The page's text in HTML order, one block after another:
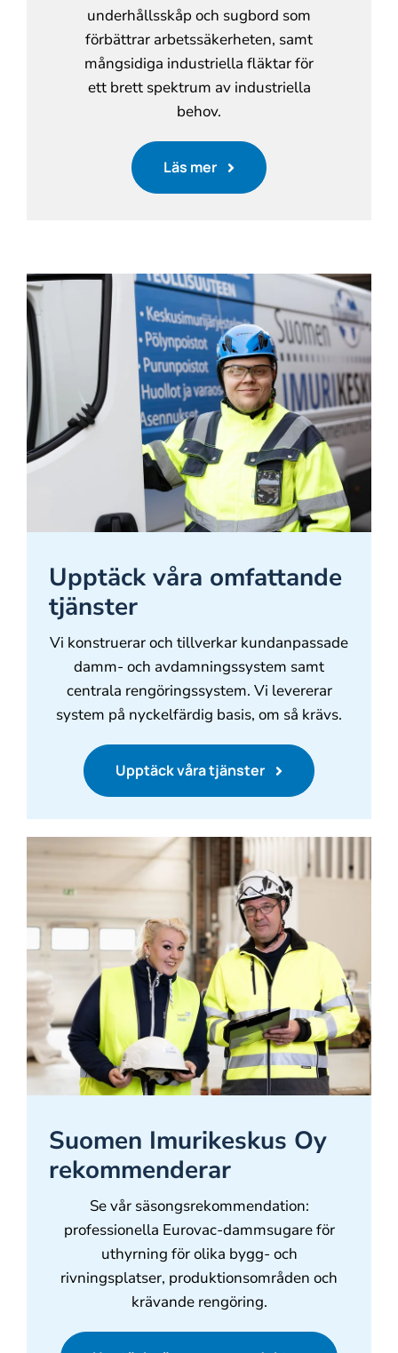
underhållsskåp och sugbord som
förbättrar arbetssäkerheten, samt
mångsidiga industriella fläktar för
ett brett spektrum av industriella
behov.
Läs mer
Upptäck våra omfattande
tjänster
Vi konstruerar och tillverkar kundanpassade
damm- och avdamningssystem samt
centrala rengöringssystem. Vi levererar
system på nyckelfärdig basis, om så krävs.
Upptäck våra tjänster
Suomen Imurikeskus Oy
rekommenderar
Se vår säsongsrekommendation:
professionella Eurovac-dammsugare för
uthyrning för olika bygg- och
rivningsplatser, produktionsområden och
krävande rengöring.